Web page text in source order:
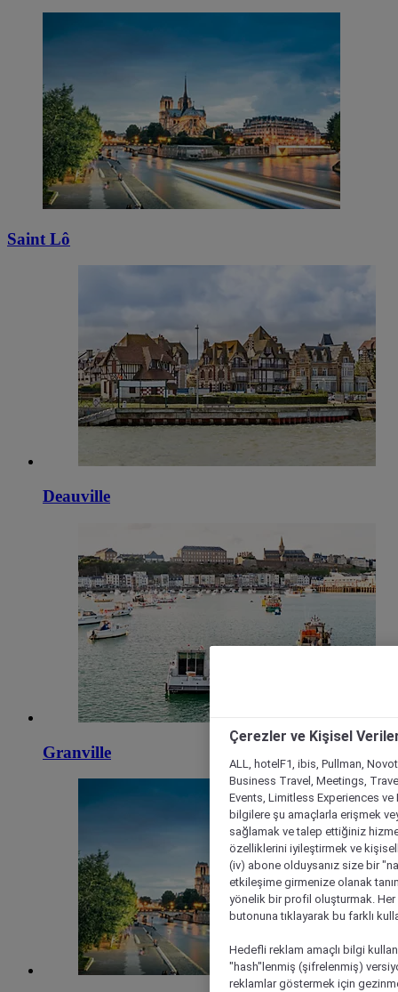
Saint Lô
Deauville
Granville
Çerezler ve Kişisel
ALL, hotelF1, ibis, Pullman,
Business Travel, Meetings,
Events, Limitless Experiences
bilgilere şu amaçlarla erişmek
sağlamak ve talep ettiğiniz
özelliklerini iyileştirmek ve
(iv) abone olduysanız size bir
etkileşime girmenize olanak
yönelik bir profil oluşturmak.
butonuna tıklayarak bu farklı
Hedefli reklam amaçlı bilgi
"hash"lenmiş (şifrelenmiş)
reklamlar göstermek için